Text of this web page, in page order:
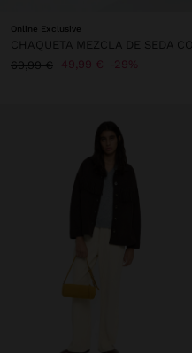
Online Exclusive
CHAQUETA MEZCLA DE SEDA
69,99 €
49,99 € 29%